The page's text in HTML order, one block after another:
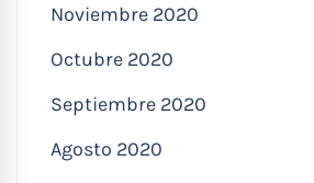
Noviembre 2020
Octubre 2020
Septiembre 2020
Agosto 2020